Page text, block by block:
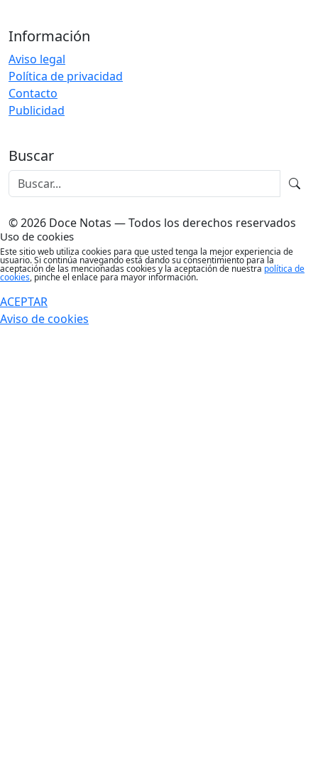
Información
Aviso legal
Política de privacidad
Contacto
Publicidad
Buscar
© 2026 Doce Notas — Todos los derechos reservados
Uso de cookies
Este sitio web utiliza cookies para que usted tenga la mejor experiencia de
usuario. Si continúa navegando está dando su consentimiento para la
aceptación de las mencionadas cookies y la aceptación de nuestra política de
cookies, pinche el enlace para mayor información.
ACEPTAR
Aviso de cookies